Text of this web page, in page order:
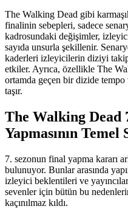
The Walking Dead gibi
finalinin sebepleri, sadece
kadrosundaki değişimler,
sayıda unsurla şekillenir.
kaderleri izleyicilerin diziyi
etkiler. Ayrıca, özellikle The
ortamda geçen bir dizide
taşır.
The Walking Dead
Yapmasının Temel
7. sezonun final yapma kararı
bulunuyor. Bunlar arasında
izleyici beklentileri ve
sevenler için bütün bu
kaçınılmaz kıldı.